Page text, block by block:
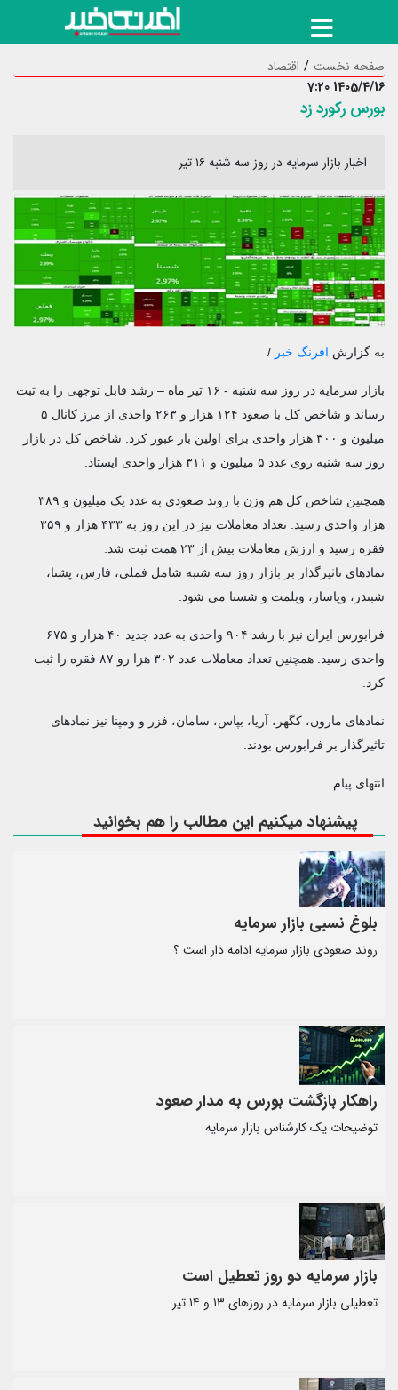
صفحه نخست
اقتصاد
1405/4/16 7:20
بورس رکورد زد
اخبار بازار سرمایه در روز سه شنبه ۱۶ تیر
به گزارش افرنگ خبر /
بازار سرمایه در روز سه شنبه - ۱۶ تیر ماه – رشد قابل توجهی را به ثبت
رساند و شاخص کل با صعود ۱۲۴ هزار و ۲۶۳ واحدی از مرز کانال ۵
میلیون و ۳۰۰ هزار واحدی برای اولین بار عبور کرد. شاخص کل در بازار
روز سه شنبه روی عدد ۵ میلیون و ۳۱۱ هزار واحدی ایستاد.
همچنین شاخص کل هم وزن با روند صعودی به عدد یک میلیون و ۳۸۹
هزار واحدی رسید. تعداد معاملات نیز در این روز به ۴۳۳ هزار و ۳۵۹
فقره رسید و ارزش معاملات بیش از ۲۳ همت ثبت شد.
نمادهای تاثیرگذار بر بازار روز سه شنبه شامل فملی، فارس، پشنا،
شبندر، وپاسار، وبلمت و شستا می شود.
فرابورس ایران نیز با رشد ۹۰۴ واحدی به عدد جدید ۴۰ هزار و ۶۷۵
واحدی رسید. همچنین تعداد معاملات عدد ۳۰۲ هزا رو ۸۷ فقره را ثبت
کرد.
نمادهای مارون، کگهر، آریا، بپاس، سامان، فزر و ومپنا نیز نمادهای
تاثیرگذار بر فرابورس بودند.
انتهای پیام
پیشنهاد میکنیم این مطالب را هم بخوانید
بلوغ نسبی بازار سرمایه
روند صعودی بازار سرمایه ادامه دار است ؟
راهکار بازگشت بورس به مدار صعود
توضیحات یک کارشناس بازار سرمایه
بازار سرمایه دو روز تعطیل است
تعطیلی بازار سرمایه در روزهای ۱۳ و ۱۴ تیر